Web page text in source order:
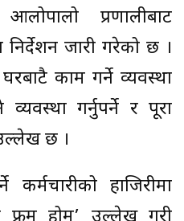
प्रणालीबाट
जारी गरेको छ ।
काम गर्ने व्यवस्था
व्यवस्था गर्नुपर्ने र पूरा
छ ।
हाजिरीमा